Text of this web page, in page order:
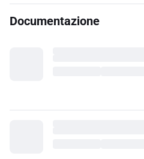
Documentazione